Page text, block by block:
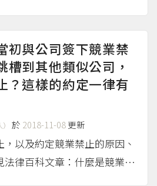
初與公司簽下競業禁
槽到其他類似公司，
？這樣的約定一律有
於 2018-11-08更新
以及約定競業禁止的原因、
法律百科文章：什麼是競業禁